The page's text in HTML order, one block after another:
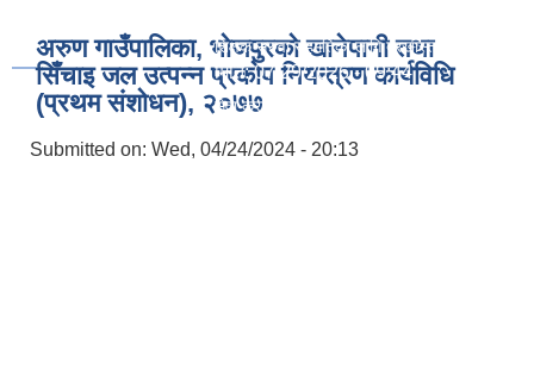
शिक्षक सरुवा सहमतिका लागि दरखास्त आह्वान - श्री
मिति:07/29/2026 - 09:44
सेवा करारमा लिने सम्बन्धी सूचना ।
अरुण गाउँपालिका, भोजपुरको खानेपानी तथा
सिँचाइ जल उत्पन्न प्रकोप नियन्त्रण कार्यविधि
(प्रथम संशोधन), २०७७
Submitted on: Wed, 04/24/2024 - 20:13